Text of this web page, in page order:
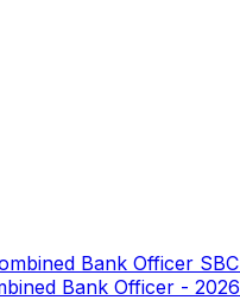
Bank Officer SBC
Bank Officer - 2026